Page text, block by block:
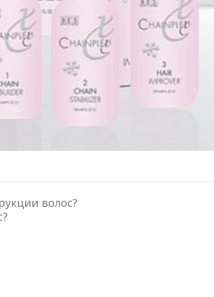
волос?